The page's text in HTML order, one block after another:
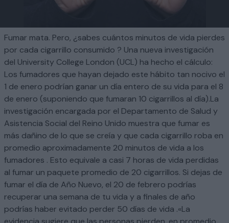
Fumar mata. Pero, ¿sabes cuántos minutos de vida pierdes
por cada cigarrillo consumido ? Una nueva investigación
del University College London (UCL) ha hecho el cálculo:
Los fumadores que hayan dejado este hábito tan nocivo el
1 de enero podrían ganar un día entero de su vida para el 8
de enero (suponiendo que fumaran 10 cigarrillos al día).La
investigación encargada por el Departamento de Salud y
Asistencia Social del Reino Unido muestra que fumar es
más dañino de lo que se creía y que cada cigarrillo roba en
promedio aproximadamente 20 minutos de vida a los
fumadores . Esto equivale a casi 7 horas de vida perdidas
al fumar un paquete promedio de 20 cigarrillos. Si dejas de
fumar el día de Año Nuevo, el 20 de febrero podrías
recuperar una semana de tu vida y a finales de año
podrías haber evitado perder 50 días de vida .«La